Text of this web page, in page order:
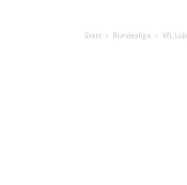
Start Bundesliga VfL